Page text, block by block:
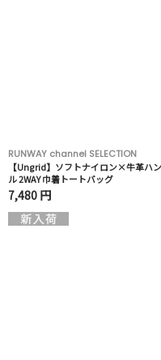
RUNWAY channel SELECTION
【Ungrid】ソフトナイロン×牛革ハ
ル 2WAY 巾着トートバッグ
7,480 円